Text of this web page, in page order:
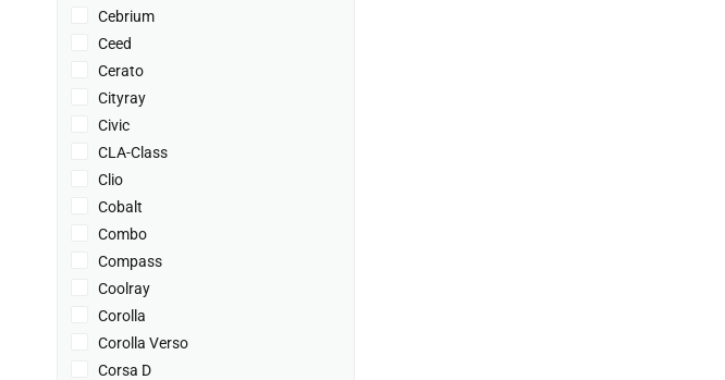
Cebrium
Ceed
Cerato
Cityray
Civic
CLA-Class
Clio
Cobalt
Combo
Compass
Coolray
Corolla
Corolla Verso
Corsa D